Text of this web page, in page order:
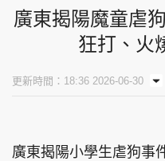
玄學靈異
廣東揭陽魔童虐
狂打、火
更新時間：18:36 2026-06-30
廣東揭陽小學生虐狗事